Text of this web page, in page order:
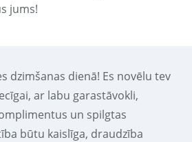
jums!
dzimšanas dienā! Es novēlu tev
ar labu garastāvokli,
un spilgtas
būtu kaislīga, draudzība